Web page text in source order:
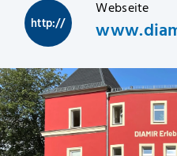
http://
Webseite